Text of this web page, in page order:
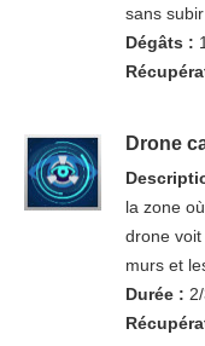
sans
Dégâts :
Drone
la zone
drone
murs et
Durée :